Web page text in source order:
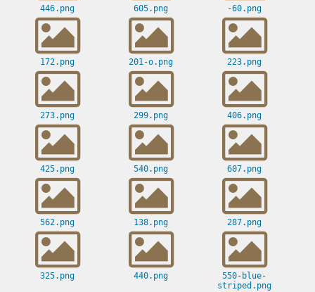
446.png 605.png -60.png
172.png 201-o.png 223.png
273.png 299.png 406.png
425.png 540.png 607.png
562.png 138.png 287.png
325.png 440.png
550-blue-
striped.png